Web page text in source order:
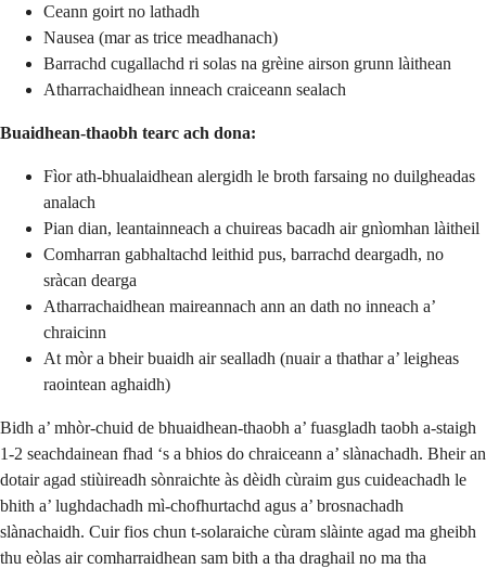
Ceann goirt no lathadh
Nausea (mar as trice meadhanach)
Barrachd cugallachd ri solas na grèine airson grunn làithean
Atharrachaidhean inneach craiceann sealach
Buaidhean-thaobh tearc ach dona:
Fìor ath-bhualaidhean alergidh le broth farsaing no duilgheadas
analach
Pian dian, leantainneach a chuireas bacadh air gnìomhan làitheil
Comharran gabhaltachd leithid pus, barrachd deargadh, no
sràcan dearga
Atharrachaidhean maireannach ann an dath no inneach a’
chraicinn
At mòr a bheir buaidh air sealladh (nuair a thathar a’ leigheas
raointean aghaidh)
Bidh a’ mhòr-chuid de bhuaidhean-thaobh a’ fuasgladh taobh a-staigh
1-2 seachdainean fhad ‘s a bhios do chraiceann a’ slànachadh. Bheir an
dotair agad stiùireadh sònraichte às dèidh cùraim gus cuideachadh le
bhith a’ lughdachadh mì-chofhurtachd agus a’ brosnachadh
slànachaidh. Cuir fios chun t-solaraiche cùram slàinte agad ma gheibh
thu eòlas air comharraidhean sam bith a tha draghail no ma tha